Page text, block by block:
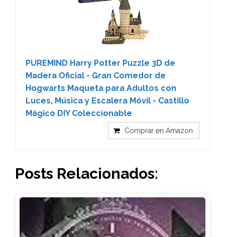
PUREMIND Harry Potter Puzzle 3D de
Madera Oficial - Gran Comedor de
Hogwarts Maqueta para Adultos con
Luces, Música y Escalera Móvil - Castillo
Mágico DIY Coleccionable
Comprar en Amazon
Posts Relacionados: